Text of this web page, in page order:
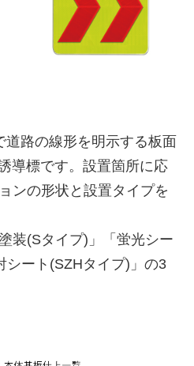
会社案
路の線形を明示する板面
導標です。設置箇所に応
ンの形状と設置タイプを
装(Sタイプ)」「蛍光シー
シート(SZHタイプ)」の3